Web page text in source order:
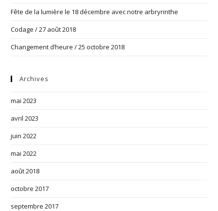
Fête de la lumière le 18 décembre avec notre arbryrinthe
Codage / 27 août 2018
Changement d’heure / 25 octobre 2018
Archives
mai 2023
avril 2023
juin 2022
mai 2022
août 2018
octobre 2017
septembre 2017